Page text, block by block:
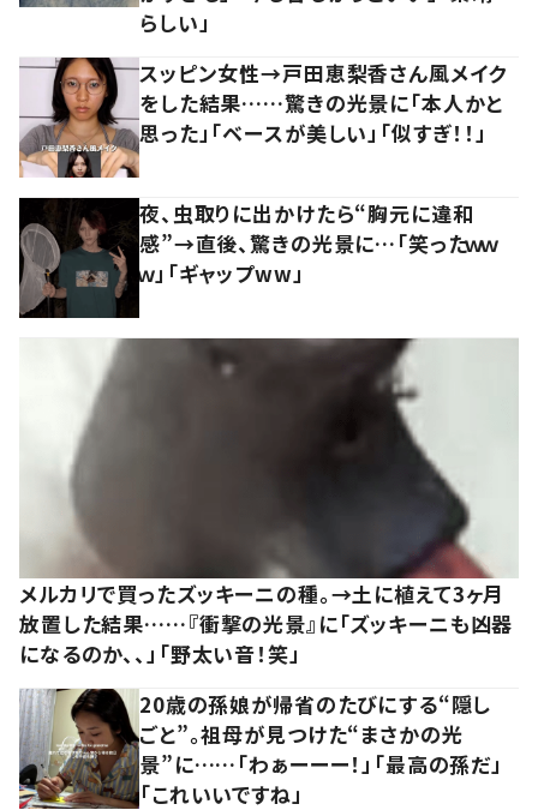
らしい」
スッピン女性→戸田恵梨香さん風メイク
をした結果……驚きの光景に「本人かと
思った」「ベースが美しい」「似すぎ！！」
夜、虫取りに出かけたら“胸元に違和
感”→直後、驚きの光景に…「笑ったｗｗ
ｗ」「ギャップww」
メルカリで買ったズッキーニの種。→土に植えて3ヶ月
放置した結果……『衝撃の光景』に「ズッキーニも凶器
になるのか、、」「野太い音！笑」
20歳の孫娘が帰省のたびにする“隠し
ごと”。祖母が見つけた“まさかの光
景”に……「わぁーーー！」「最高の孫だ」
「これいいですね」